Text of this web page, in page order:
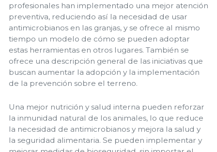
profesionales han implementado una mejor atención
preventiva, reduciendo así la necesidad de usar
antimicrobianos en las granjas, y se ofrece al mismo
tiempo un modelo de cómo se pueden adoptar
estas herramientas en otros lugares. También se
ofrece una descripción general de las iniciativas que
buscan aumentar la adopción y la implementación
de la prevención sobre el terreno.
Una mejor nutrición y salud interna pueden reforzar
la inmunidad natural de los animales, lo que reduce
la necesidad de antimicrobianos y mejora la salud y
la seguridad alimentaria. Se pueden implementar y